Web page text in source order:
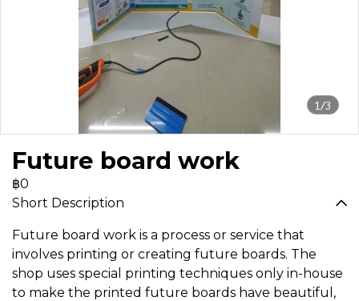
1/3
Future board work
฿0
Short Description
Future board work is a process or service that
involves printing or creating future boards. The
shop uses special printing techniques only in-house
to make the printed future boards have beautiful,